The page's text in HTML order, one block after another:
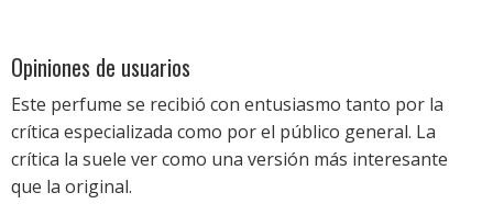
Opiniones de usuarios
Este perfume se recibió con entusiasmo tanto por la
crítica especializada como por el público general. La
crítica la suele ver como una versión más interesante
que la original.